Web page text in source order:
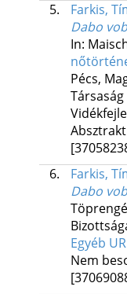
5.
Farkis,
Dabo
In:
Pécs,
6.
Farkis,
Dabo
Egyéb
Nem